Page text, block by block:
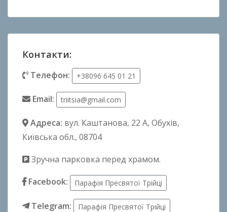
Контакти:
Телефон: +38096 645 01 21
Email: triitsia@gmail.com
Адреса: вул. Каштанова, 22 А, Обухів,
Київська обл., 08704
Зручна парковка перед храмом.
Facebook:
Парафія Пресвятої Трійці
Telegram: Парафія Пресвятої Трійці